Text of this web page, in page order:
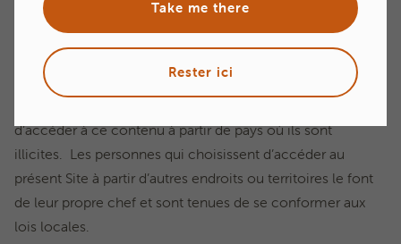
lois de la province de la Colombie-Britannique sans égard
au principe de conflit des lois. Petcurean ne fait aucune
déclaration indiquant que le Matériel ou les services
accessibles sur ce Site sont appropriés ou disponibles
d’accéder à ce contenu à partir de pays où ils sont
illicites. Les personnes qui choisissent d’accéder au
présent Site à partir d’autres endroits ou territoires le font
de leur propre chef et sont tenues de se conformer aux
lois locales.
Take me there
Rester ici